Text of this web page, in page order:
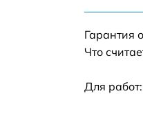
Замена
55
Гарантия
Что
Для